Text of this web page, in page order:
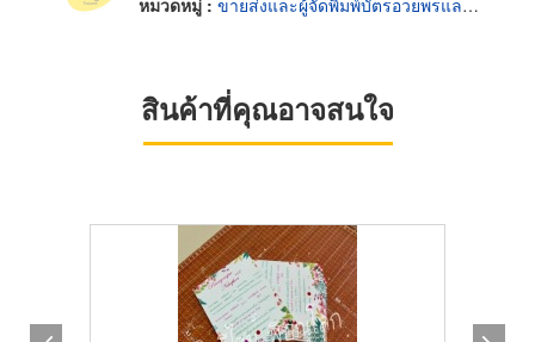
หมวดหมู่ : ขายส่งและผู้จัดพิมพ์บัตรอวยพรและโปสการ์ด
สินค้าที่คุณอาจสนใจ